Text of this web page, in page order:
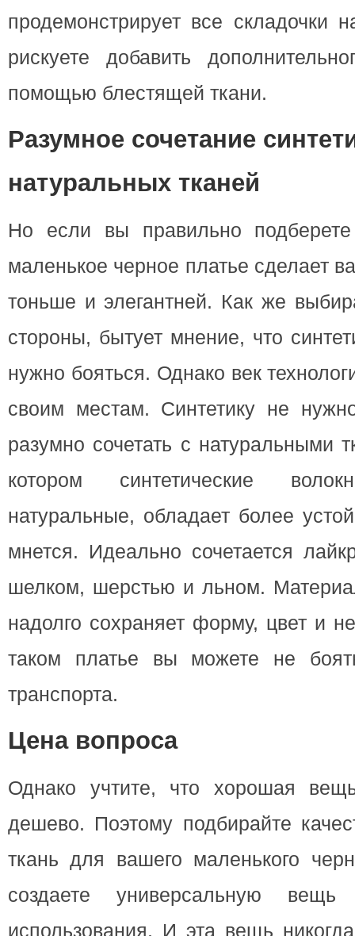
продемонстрирует все
рискуете добавить
помощью блестящей ткани.
Разумное сочетание
натуральных тканей
Но если вы правильно
маленькое черное платье сделает
тоньше и элегантней. Как же
стороны, бытует мнение, что
нужно бояться. Однако век
своим местам. Синтетику не
разумно сочетать с натуральными
котором синтетические
натуральные, обладает более
мнется. Идеально сочетается
шелком, шерстью и льном.
надолго сохраняет форму, цвет и
таком платье вы можете не
транспорта.
Цена вопроса
Однако учтите, что хорошая
дешево. Поэтому подбирайте
ткань для вашего маленького
создаете универсальную вещь
использования. И эта вещь